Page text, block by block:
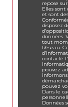
repose
Elles sont
et sont
disposez
données.
tout
Réseau.
contacté
pouvez
pouvez
Dans le
Données